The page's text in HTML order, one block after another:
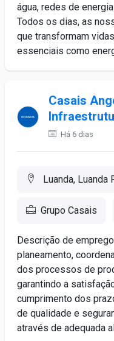
água, redes de
Todos os dias, as
que transformam
essenciais como
Casais
Há 6 dias
Luanda, Luanda
Grupo Casais
Descrição de
planeamento,
dos processos de
garantindo a
cumprimento dos
de qualidade e
através de adequada